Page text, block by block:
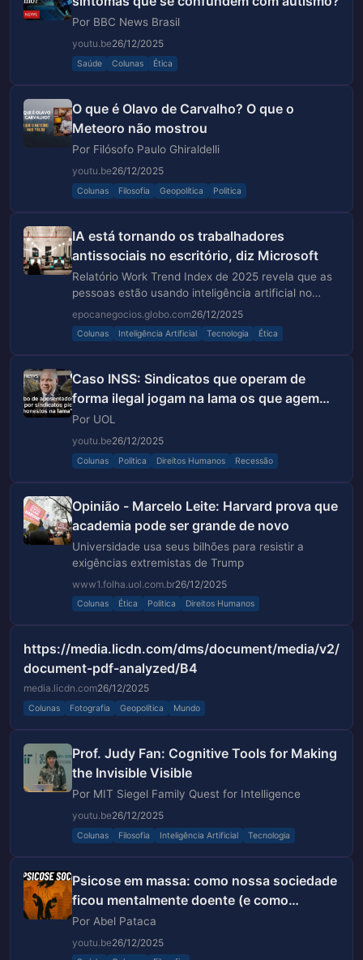
Por BBC News Brasil
youtu.be26/12/2025
Saúde Colunas Ética
O que é Olavo de Carvalho? O que o
Meteoro não mostrou
Por Filósofo Paulo Ghiraldelli
youtu.be26/12/2025
Colunas Filosofia Geopolítica Politica
IA está tornando os trabalhadores
antissociais no escritório, diz Microsoft
Relatório Work Trend Index de 2025 revela que as
pessoas estão usando inteligência artificial no
trabalho para evitar interagir com seus colegas
epocanegocios.globo.com26/12/2025
Colunas Inteligência Artificial Tecnologia Ética
Caso INSS: Sindicatos que operam de
forma ilegal jogam na lama os que agem
legalmente | Sakamoto
Por UOL
youtu.be26/12/2025
Colunas Politica Direitos Humanos Recessão
Opinião - Marcelo Leite: Harvard prova que
academia pode ser grande de novo
Universidade usa seus bilhões para resistir a
exigências extremistas de Trump
www1.folha.uol.com.br26/12/2025
Colunas Ética Politica Direitos Humanos
https://media.licdn.com/dms/document/media/v2/
document-pdf-analyzed/B4
media.licdn.com26/12/2025
Colunas Fotografia Geopolítica Mundo
Prof. Judy Fan: Cognitive Tools for Making
the Invisible Visible
Por MIT Siegel Family Quest for Intelligence
youtu.be26/12/2025
Colunas Filosofia Inteligência Artificial Tecnologia
Psicose em massa: como nossa sociedade
ficou mentalmente doente (e como
escapar dessa ilusão)
Por Abel Pataca
youtu.be26/12/2025